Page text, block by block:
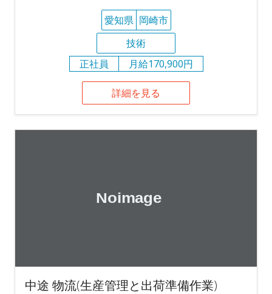
愛知県 岡崎市
技術
正社員
月給170,900円
詳細を見る
中途 物流(生産管理と出荷準備作業)